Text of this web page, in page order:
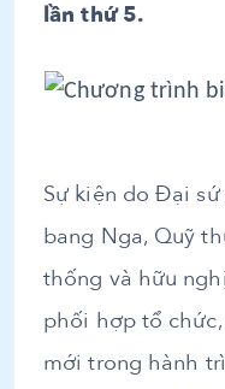
lần thứ 5.
Sự kiện do Đại
bang Nga, Quỹ
thống và hữu
phối hợp tổ
mới trong hành